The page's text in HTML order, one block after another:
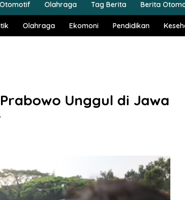
Otomotif Olahraga Tag Berita Berita
Olahraga Ekomoni Pendidikan
Unggul di Jawa